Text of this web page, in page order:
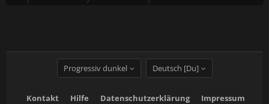
Progressiv dunkel Deutsch [Du]
Kontakt Hilfe Datenschutzerklärung Impressum